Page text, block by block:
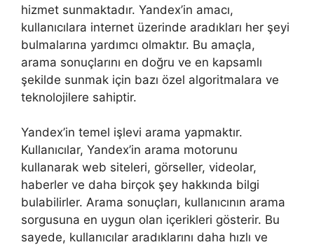
hizmet sunmaktadır. Yandex’in amacı,
kullanıcılara internet üzerinde aradıkları her şeyi
bulmalarına yardımcı olmaktır. Bu amaçla,
arama sonuçlarını en doğru ve en kapsamlı
şekilde sunmak için bazı özel algoritmalara ve
teknolojilere sahiptir.
Yandex’in temel işlevi arama yapmaktır.
Kullanıcılar, Yandex’in arama motorunu
kullanarak web siteleri, görseller, videolar,
haberler ve daha birçok şey hakkında bilgi
bulabilirler. Arama sonuçları, kullanıcının arama
sorgusuna en uygun olan içerikleri gösterir. Bu
sayede, kullanıcılar aradıklarını daha hızlı ve